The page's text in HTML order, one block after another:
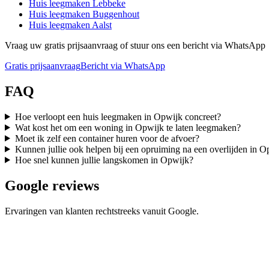
Huis leegmaken Lebbeke
Huis leegmaken Buggenhout
Huis leegmaken Aalst
Vraag uw gratis prijsaanvraag of stuur ons een bericht via WhatsApp
Gratis prijsaanvraagBericht via WhatsApp
FAQ
Hoe verloopt een huis leegmaken in Opwijk concreet?
Wat kost het om een woning in Opwijk te laten leegmaken?
Moet ik zelf een container huren voor de afvoer?
Kunnen jullie ook helpen bij een opruiming na een overlijden in
Hoe snel kunnen jullie langskomen in Opwijk?
Google reviews
Ervaringen van klanten rechtstreeks vanuit Google.